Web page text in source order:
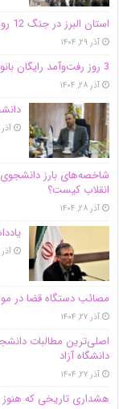
استان البرز در جنگ 12 روزه 7 شهید دانشجو تقدیم انقلاب کرد
آذر ۲۹, ۱۴۰۴
3 روز رفت‌وآمد رایگان بانوان در خطوط اتوبوسرانی شهری کرج
آذر ۲۸, ۱۴۰۴
آذر ۲۸,
شاخصه‌های بارز دانشجوی
انقلاب کیست؟
آذر ۲۸, ۱۴۰۴
آذر ۲۷,
مصائب دستگاه قضا در
آذر ۲۷, ۱۴۰۴
اصلی‌ترین مطالبات
دانشگاه آز‌اد
آذر ۲۷, ۱۴۰۴
هشداری تاریخی که